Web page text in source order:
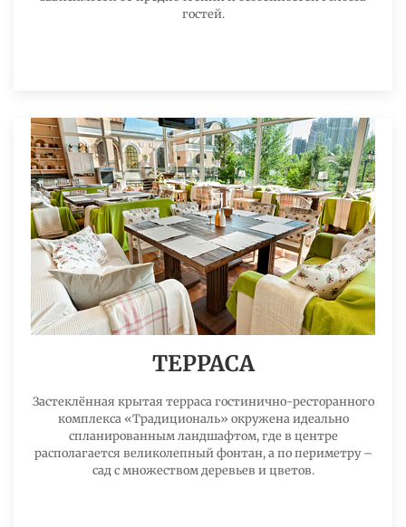
гостей.
ТЕРРАСА
Застеклённая крытая терраса гостинично-ресторанного
комплекса «Традициональ» окружена идеально
спланированным ландшафтом, где в центре
располагается великолепный фонтан, а по периметру –
сад с множеством деревьев и цветов.